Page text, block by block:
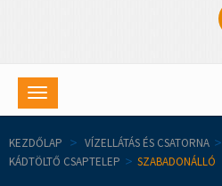
Toggle
navigation
KEZDŐLAP > VÍZELLÁTÁS ÉS CSATORNA >
KÁDTÖLTŐ CSAPTELEP > SZABADONÁLLÓ